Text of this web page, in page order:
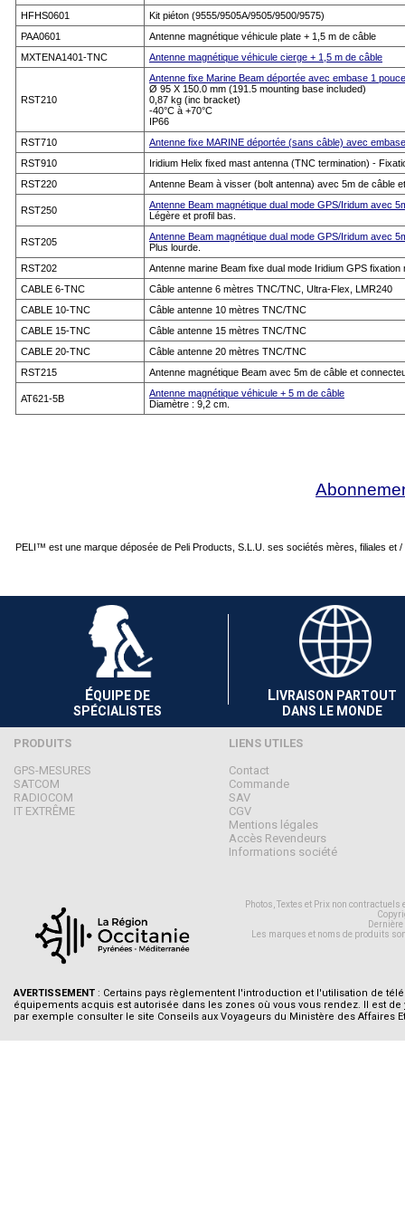
HFHS0601
Kit piéton (9555/9505A/9505/9500/9575)
PAA0601
Antenne magnétique véhicule plate + 1,5 m de câble
MXTENA1401-TNC
Antenne magnétique véhicule cierge + 1,5 m de câble
RST210
Antenne fixe Marine Beam déportée avec embase 1
Ø 95 X 150.0 mm (191.5 mounting base included)
0,87 kg (inc bracket)
-40°C à +70°C
IP66
RST710
Antenne fixe MARINE déportée (sans câble) avec
RST910
Iridium Helix fixed mast antenna (TNC termination) -
RST220
Antenne Beam à visser (bolt antenna) avec 5m de câble
RST250
Antenne Beam magnétique dual mode GPS/Iridum avec
Légère et profil bas.
RST205
Antenne Beam magnétique dual mode GPS/Iridum avec
Plus lourde.
RST202
Antenne marine Beam fixe dual mode Iridium GPS fixation
CABLE 6-TNC
Câble antenne 6 mètres TNC/TNC, Ultra-Flex, LMR240
CABLE 10-TNC
Câble antenne 10 mètres TNC/TNC
CABLE 15-TNC
Câble antenne 15 mètres TNC/TNC
CABLE 20-TNC
Câble antenne 20 mètres TNC/TNC
RST215
Antenne magnétique Beam avec 5m de câble et
AT621-5B
Antenne magnétique véhicule + 5 m de câble
Diamètre : 9,2 cm.
PELI™ est une marque déposée de Peli Products, S.L.U. ses sociétés mères, filiales et
ÉQUIPE DE
SPÉCIALISTES
L IVRAISON PARTOUT
DANS LE MONDE
PRODUITS
GPS-MESURES
SATCOM
RADIOCOM
IT EXTRÊME
LIENS UTILES
Contact
Commande
SAV
CGV
Mentions légales
Accès Revendeurs
Informations société
Photos, Textes et Prix non
Les marques et noms de produits
AVERTISSEMENT : Certains pays règlementent l'introduction et l'utilisation de
équipements acquis est autorisée dans les zones où vous vous rendez. Il est de
par exemple consulter le site Conseils aux Voyageurs du Ministère des Affaires